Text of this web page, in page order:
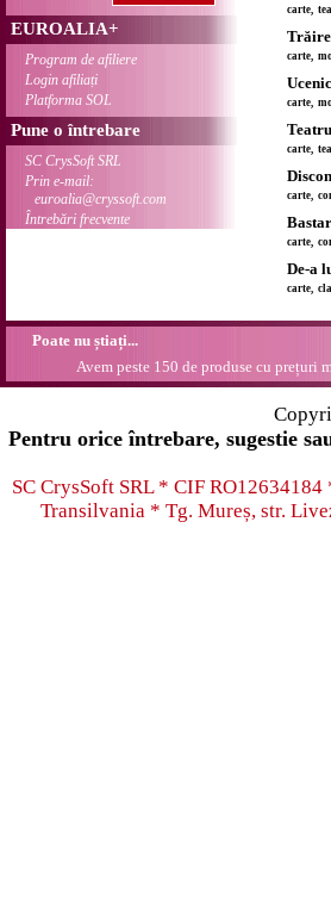
EUROALIA+
Program de afiliere
Login afiliați
Platforma SOL
Pune o întrebare
SC CrysSoft SRL
Prin e-mail:
euroalia@cryssoft.com
Întrebări frecvente
carte,
carte,
carte,
Teatru
carte,
carte,
carte,
De-a
carte,
Poate nu știați...
Avem peste 150 de produse cu prețuri
Pentru orice întrebare, sugestie
SC CrysSoft SRL * CIF
Transilvania * Tg. Mureș, str.